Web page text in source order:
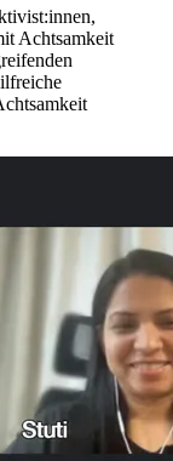
Achtsamkeit